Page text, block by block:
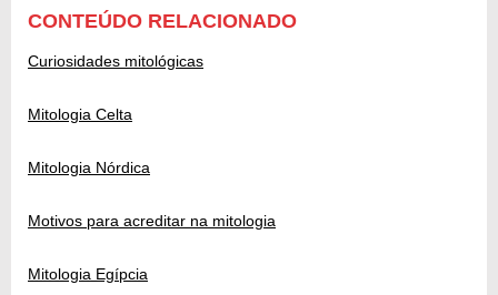
CONTEÚDO RELACIONADO
Curiosidades mitológicas
Mitologia Celta
Mitologia Nórdica
Motivos para acreditar na mitologia
Mitologia Egípcia